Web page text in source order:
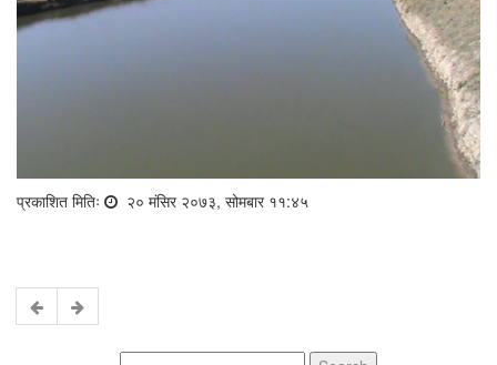
प्रकाशित मितिः २० मंसिर २०७३, सोमबार ११:४५